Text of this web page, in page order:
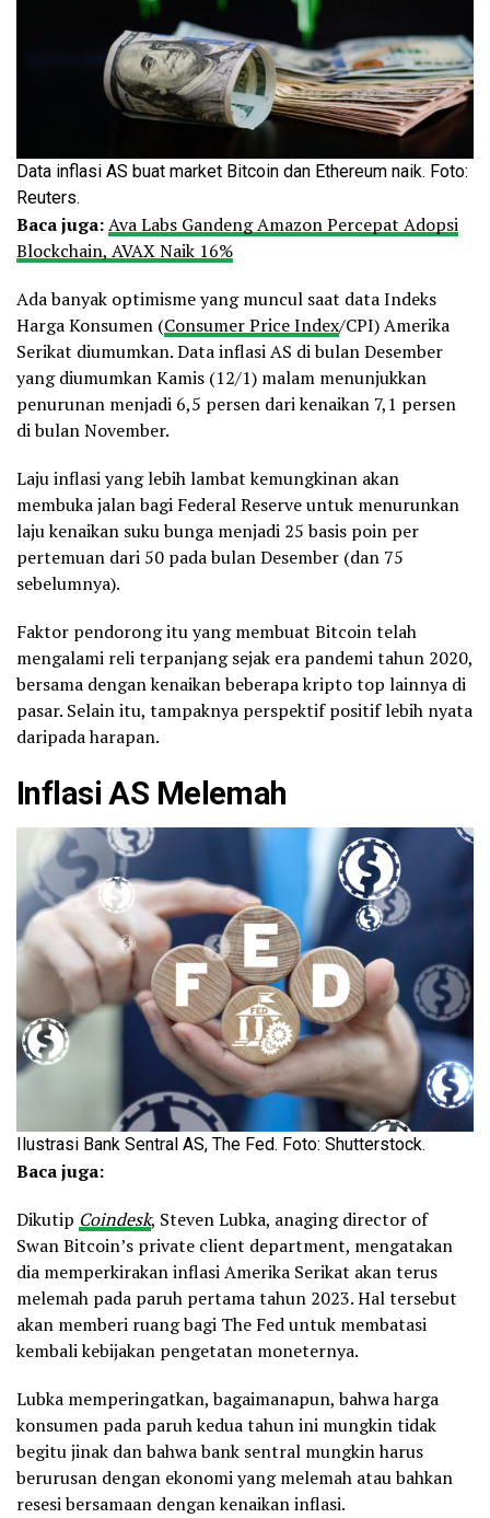
Data inflasi AS buat market Bitcoin dan Ethereum naik. Foto:
Reuters.
Baca juga:Ava Labs Gandeng Amazon Percepat Adopsi
Blockchain, AVAX Naik 16%
Ada banyak optimisme yang muncul saat data Indeks
Harga Konsumen (Consumer Price Index/CPI) Amerika
Serikat diumumkan. Data inflasi AS di bulan Desember
yang diumumkan Kamis (12/1) malam menunjukkan
penurunan menjadi 6,5 persen dari kenaikan 7,1 persen
di bulan November.
Laju inflasi yang lebih lambat kemungkinan akan
membuka jalan bagi Federal Reserve untuk menurunkan
laju kenaikan suku bunga menjadi 25 basis poin per
pertemuan dari 50 pada bulan Desember (dan 75
sebelumnya).
Faktor pendorong itu yang membuat Bitcoin telah
mengalami reli terpanjang sejak era pandemi tahun 2020,
bersama dengan kenaikan beberapa kripto top lainnya di
pasar. Selain itu, tampaknya perspektif positif lebih nyata
daripada harapan.
Inflasi AS Melemah
Ilustrasi Bank Sentral AS, The Fed. Foto: Shutterstock.
Baca juga:
Dikutip Coindesk, Steven Lubka, anaging director of
Swan Bitcoin’s private client department, mengatakan
dia memperkirakan inflasi Amerika Serikat akan terus
melemah pada paruh pertama tahun 2023. Hal tersebut
akan memberi ruang bagi The Fed untuk membatasi
kembali kebijakan pengetatan moneternya.
Lubka memperingatkan, bagaimanapun, bahwa harga
konsumen pada paruh kedua tahun ini mungkin tidak
begitu jinak dan bahwa bank sentral mungkin harus
berurusan dengan ekonomi yang melemah atau bahkan
resesi bersamaan dengan kenaikan inflasi.